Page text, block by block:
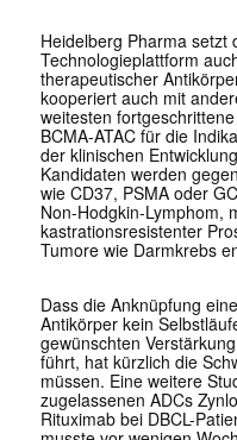
Heidelberg Pharma setzt
Technologieplattform
therapeutischer
kooperiert auch mit
weitesten
BCMA-ATAC für die
der klinischen
Kandidaten werden
wie CD37, PSMA oder
Non-Hodgkin-Lymphom,
kastrationsresistenter
Tumore wie Darmkrebs
Dass die Anknüpfung
Antikörper kein
gewünschten
führt, hat kürzlich die
müssen. Eine weitere
zugelassenen ADCs
Rituximab bei DBCL-